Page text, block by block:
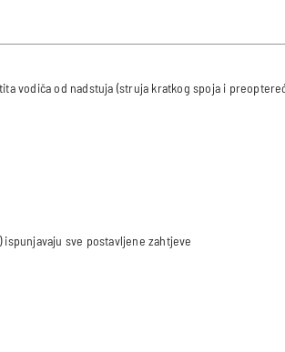
vodiča od nadstuja (struja kratkog spoja i
sve postavljene zahtjeve